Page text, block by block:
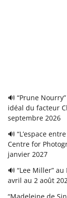
🔊 “Prune
idéal du facteur
septembre 2026
🔊 “L’espace
Centre for
janvier 2027
🔊 “Lee Miller”
avril au 2 août